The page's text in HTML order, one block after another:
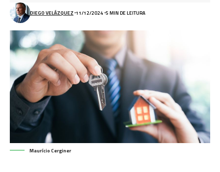
DIEGO VELÁZQUEZ 11/12/2024 5 MIN DE LEITURA
Maurício Cerginer